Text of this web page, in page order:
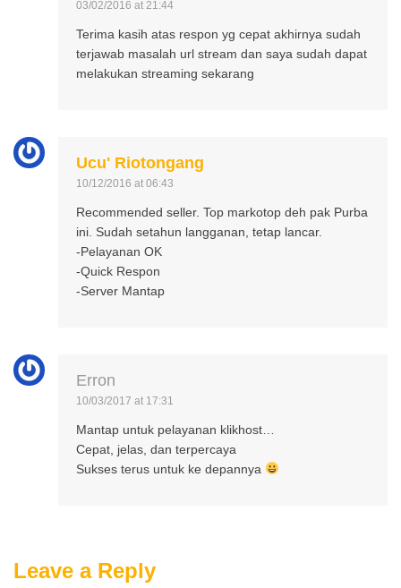
03/02/2016 at 21:44
Terima kasih atas respon yg cepat akhirnya sudah
terjawab masalah url stream dan saya sudah dapat
melakukan streaming sekarang
Ucu' Riotongang
10/12/2016 at 06:43
Recommended seller. Top markotop deh pak Purba
ini. Sudah setahun langganan, tetap lancar.
-Pelayanan OK
-Quick Respon
-Server Mantap
Erron
10/03/2017 at 17:31
Mantap untuk pelayanan klikhost…
Cepat, jelas, dan terpercaya
Sukses terus untuk ke depannya
Leave a Reply